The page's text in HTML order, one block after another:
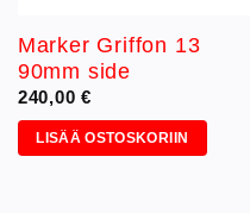
Marker Griffon 13
90mm side
240,00€
LISÄÄ OSTOSKORIIN